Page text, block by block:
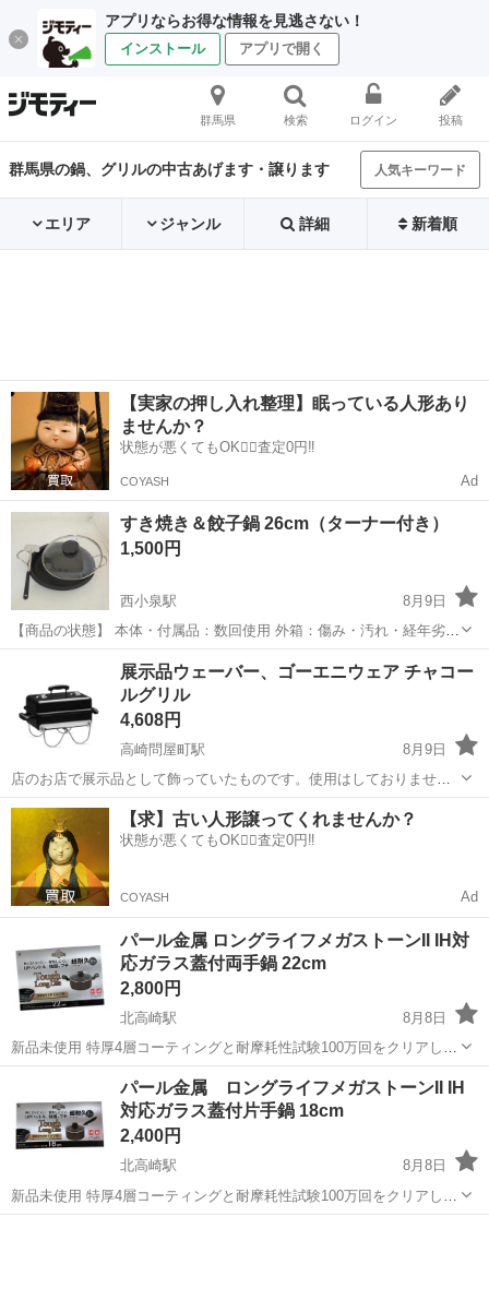
アプリならお得な情報を見逃さない！
インストール アプリで開く
群馬県 検索 ログイン 投稿
群馬県の鍋、グリルの中古あげます・譲ります 人気キーワード
エリア ジャンル 詳細 新着順
【実家の押し入れ整理】眠っている人形あり
ませんか？
状態が悪くてもOK🙆‍♀️査定0円‼️
COYASH Ad
すき焼き＆餃子鍋 26cm（ターナー付き）
1,500円
西小泉駅
8月9日
【商品の状態】 本体・付属品：数回使用 外箱：傷み・汚れ・経年劣化
あり
邑楽郡 西小泉駅
展示品ウェーバー、ゴーエニウェア チャコー
ルグリル
4,608円
高崎問屋町駅
8月9日
店のお店で展示品として飾っていたものです。使用はしておりません
が天板のストライプの網のステンレスにわずかなサビが見られます。
ウェーバーの「ゴーエニウェア チャコールグリル（121908）」は、四
角い形状で持ち運びや車への...
群馬 高崎市 高崎問屋町駅 調理器具
【求】古い人形譲ってくれませんか？
状態が悪くてもOK🙆‍♀️査定0円‼️
COYASH Ad
パール金属 ロングライフメガストーンII IH対
応ガラス蓋付両手鍋 22cm
2,800円
北高崎駅
8月8日
新品未使用 特厚4層コーティングと耐摩耗性試験100万回をクリアし
た、耐久性に優れたIH・ガス火両対応の両手鍋です。 - 商品名: ロング
ライフメガストーンII - サイズ: 22cm - 型番: No.HC-194 -...
北高崎駅 調理器具
パール金属 ロングライフメガストーンII IH
対応ガラス蓋付片手鍋 18cm
2,400円
北高崎駅
8月8日
新品未使用 特厚4層コーティングと耐摩耗性試験100万回をクリアし
た、耐久性に優れたIH・ガス火両対応の片手鍋です。 - 商品名: ロング